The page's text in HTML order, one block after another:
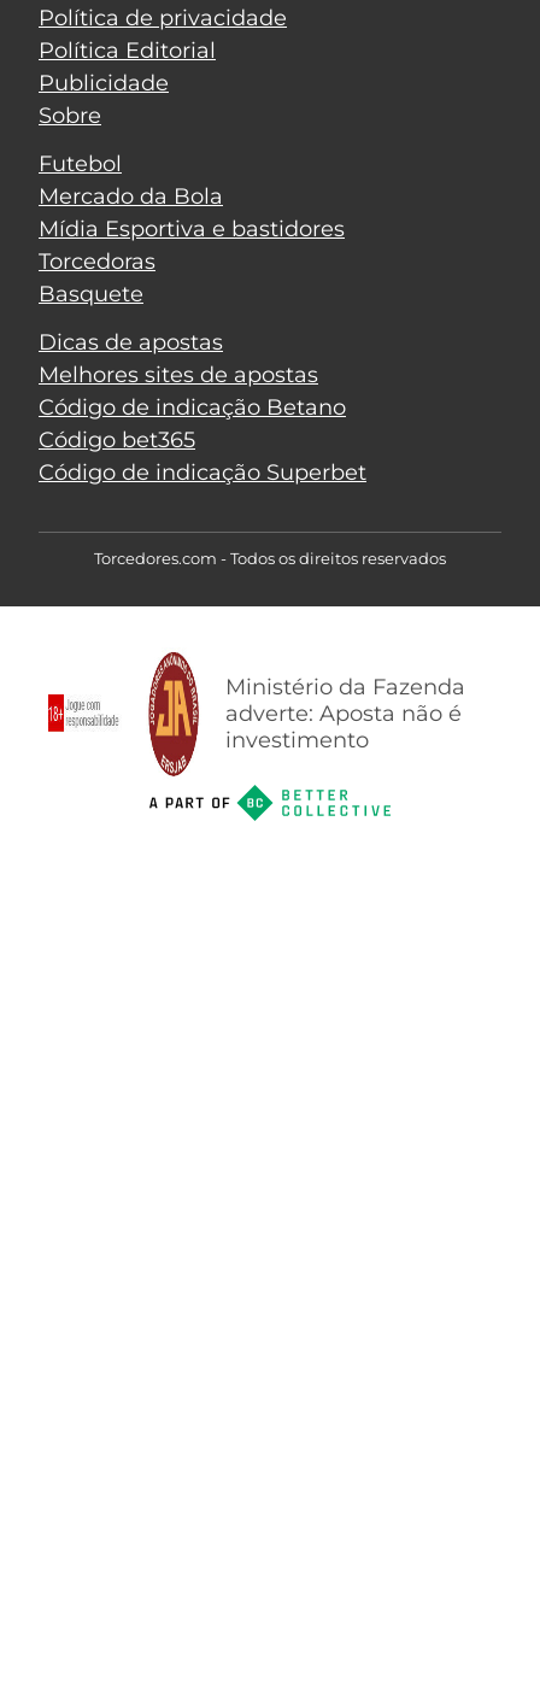
Política de privacidade
Política Editorial
Publicidade
Sobre
Futebol
Mercado da Bola
Mídia Esportiva e bastidores
Torcedoras
Basquete
Dicas de apostas
Melhores sites de apostas
Código de indicação Betano
Código bet365
Código de indicação Superbet
Torcedores.com - Todos os direitos reservados
Ministério da Fazenda
adverte: Aposta não é
investimento